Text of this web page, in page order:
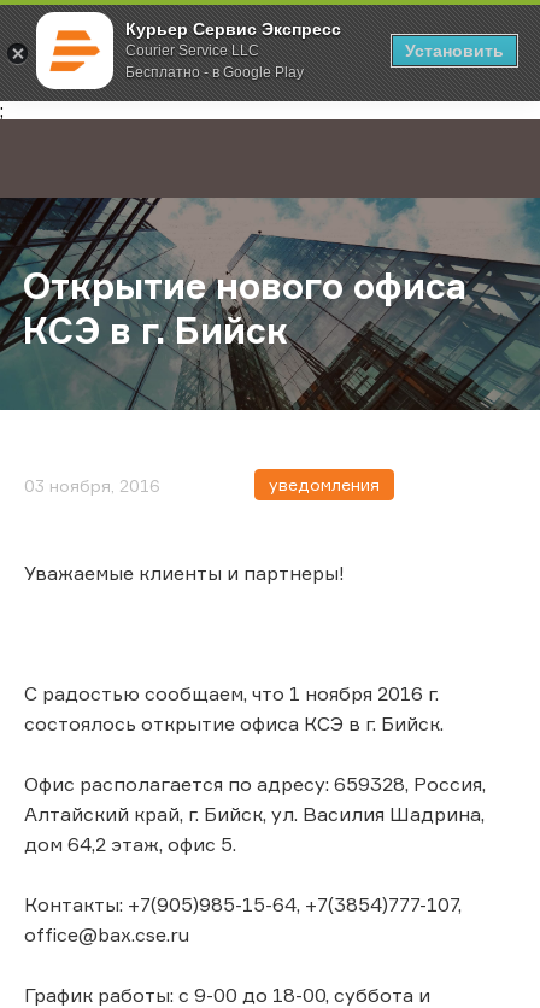
Курьер Сервис Экспресс
Courier Service LLC
Бесплатно - в Google Play
Установить
;
Главная О компании Новости Открытие нового офиса КСЭ в г.
Открытие нового офиса
КСЭ в г. Бийск
03 ноября, 2016 уведомления
Уважаемые клиенты и партнеры!
С радостью сообщаем, что 1 ноября 2016 г.
состоялось открытие офиса КСЭ в г. Бийск.
Офис располагается по адресу: 659328, Россия,
Алтайский край, г. Бийск, ул. Василия Шадрина,
дом 64,2 этаж, офис 5.
Контакты: +7(905)985-15-64, +7(3854)777-107,
office@bax.cse.ru
График работы: с 9-00 до 18-00, суббота и